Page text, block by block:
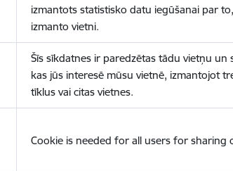
izmantots statistisko datu iegūšanai par
izmanto vietni.
Šīs sīkdatnes ir paredzētas tādu vietņu un
kas jūs interesē mūsu vietnē, izmantojot
tīklus vai citas vietnes.
Cookie is needed for all users for sharing